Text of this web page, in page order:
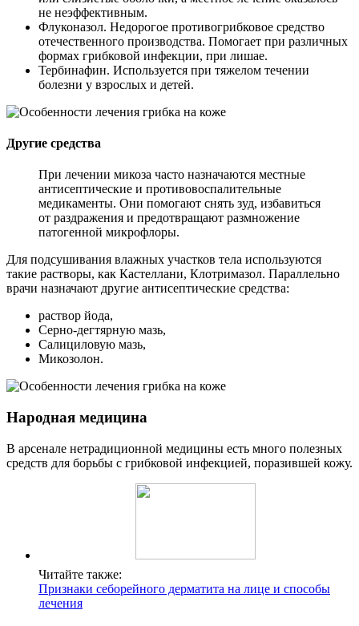
не неэффективным.
Флуконазол. Недорогое противогрибковое средство
отечественного производства. Помогает при различных
формах грибковой инфекции, при лишае.
Тербинафин. Используется при тяжелом течении
болезни у взрослых и детей.
Другие средства
При лечении микоза часто назначаются местные
антисептические и противовоспалительные
медикаменты. Они помогают снять зуд, избавиться
от раздражения и предотвращают размножение
патогенной микрофлоры.
Для подсушивания влажных участков тела используются
такие растворы, как Кастеллани, Клотримазол. Параллельно
врачи назначают другие антисептические средства:
раствор йода,
Серно-дегтярную мазь,
Салициловую мазь,
Микозолон.
Народная медицина
В арсенале нетрадиционной медицины есть много полезных
средств для борьбы с грибковой инфекцией, поразившей кожу.
Читайте также:
Признаки себорейного дерматита на лице и способы
лечения